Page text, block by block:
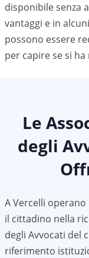
disponibile senza
vantaggi e in
possono essere
per capire se si
Le
degli
AVercelli operano
il cittadino nella
degli Avvocati del
riferimento